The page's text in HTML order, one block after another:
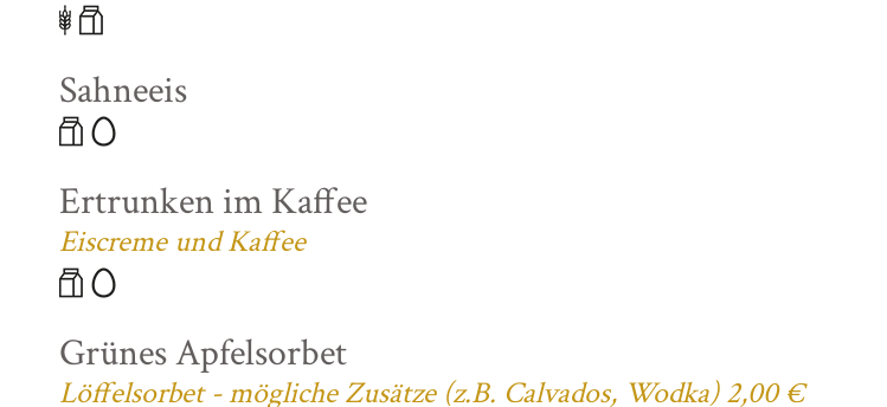
Sahneeis
Ertrunken im Kaffee
Eiscreme und Kaffee
Grünes Apfelsorbet
Löffelsorbet - mögliche Zusätze (z.B. Calvados, Wodka) 2,00 €